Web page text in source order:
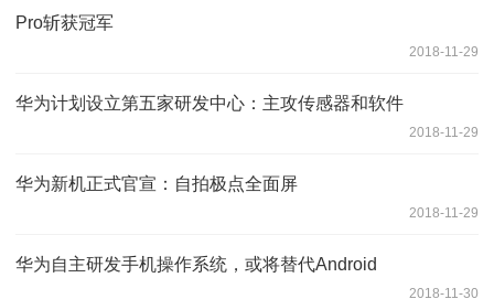
Pro斩获冠军
2018-11-29
华为计划设立第五家研发中心：主攻传感器和软件
2018-11-29
华为新机正式官宣：自拍极点全面屏
2018-11-29
华为自主研发手机操作系统，或将替代Android
2018-11-30